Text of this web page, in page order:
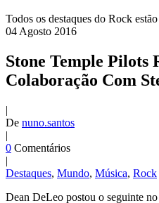
Todos os destaques do Rock
04Agosto 2016
Stone Temple Pilots
Colaboração Com
|
De nuno.santos
|
0 Comentários
|
Destaques, Mundo, Música, Rock
Dean DeLeo postou o seguinte